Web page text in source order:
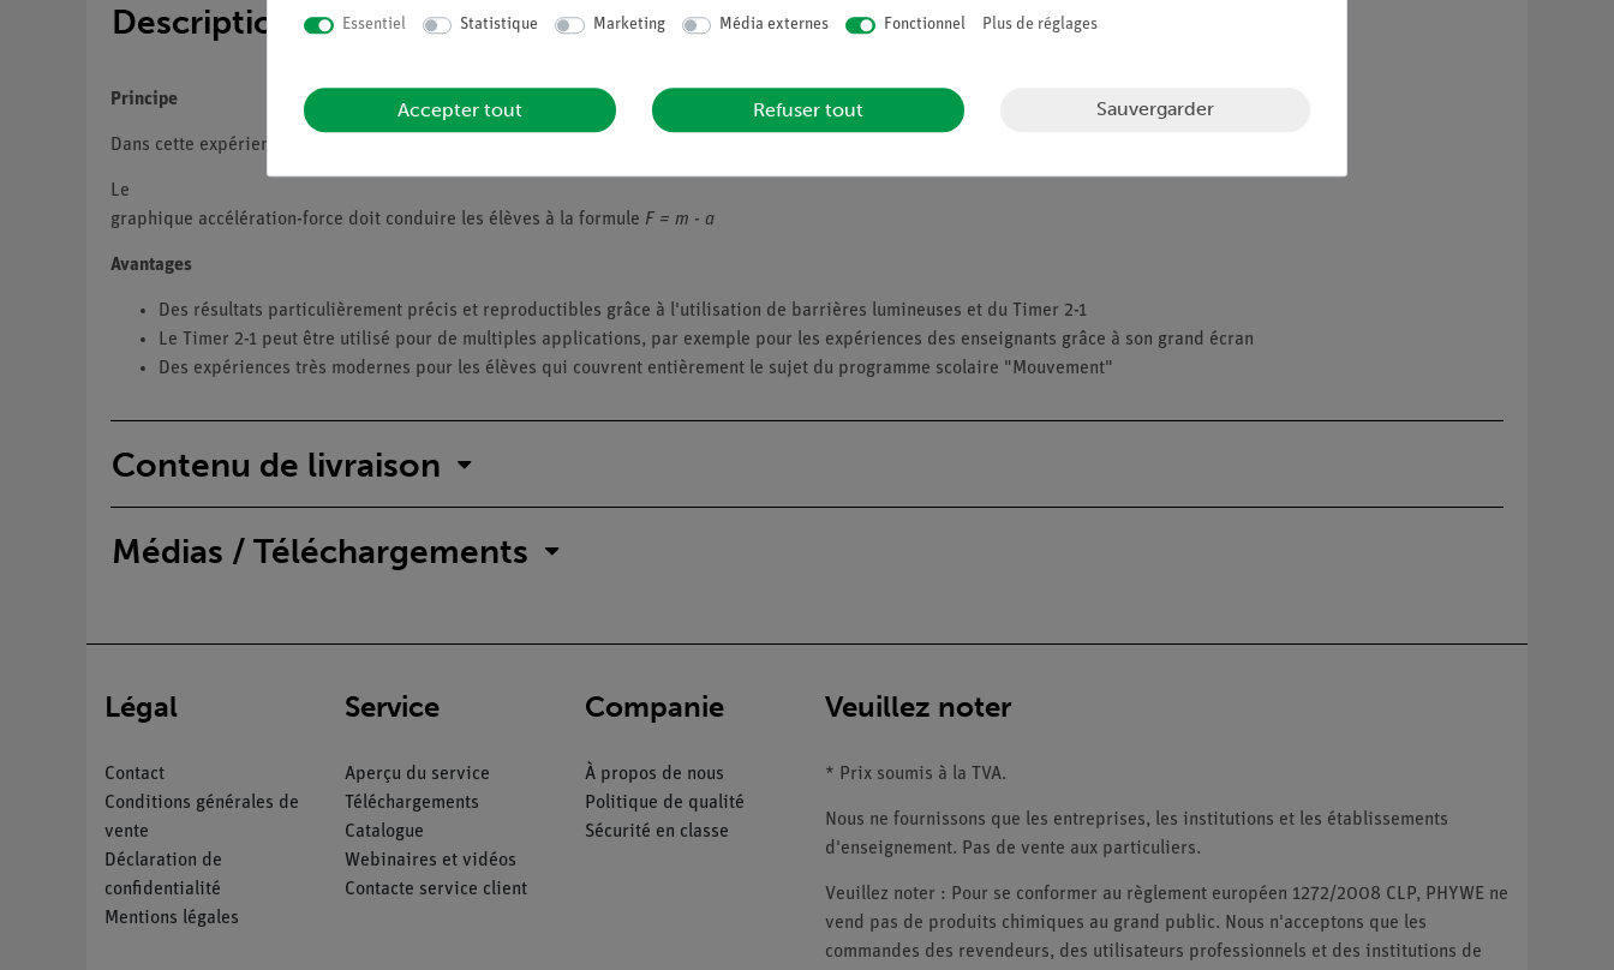
Description
Principe
Dans cette expérience, les élèves doivent étudier l'accélération en fonction de la force d'accélération.
Le
graphique accélération-force doit conduire les élèves à la formule F = m - a
Avantages
Des résultats particulièrement précis et reproductibles grâce à l'utilisation de barrières lumineuses et du Timer 2-1
Le Timer 2-1 peut être utilisé pour de multiples applications, par exemple pour les expériences des enseignants grâce à son grand écran
Des expériences très modernes pour les élèves qui couvrent entièrement le sujet du programme scolaire "Mouvement"
Contenu de livraison
Médias / Téléchargements
Légal
Contact
Conditions générales de
vente
Déclaration de
confidentialité
Mentions légales
Service
Aperçu du service
Téléchargements
Catalogue
Webinaires et vidéos
Contacte service client
Companie
À propos de nous
Politique de qualité
Sécurité en classe
Veuillez noter
* Prix soumis à la TVA.
Nous ne fournissons que les entreprises, les institutions et les établissements
d'enseignement. Pas de vente aux particuliers.
Veuillez noter : Pour se conformer au règlement européen 1272/2008 CLP, PHYWE ne
vend pas de produits chimiques au grand public. Nous n'acceptons que les
commandes des revendeurs, des utilisateurs professionnels et des institutions de
Essentiel Statistique Marketing Média externes Fonctionnel Plus de réglages
Accepter tout Refuser tout Sauvergarder